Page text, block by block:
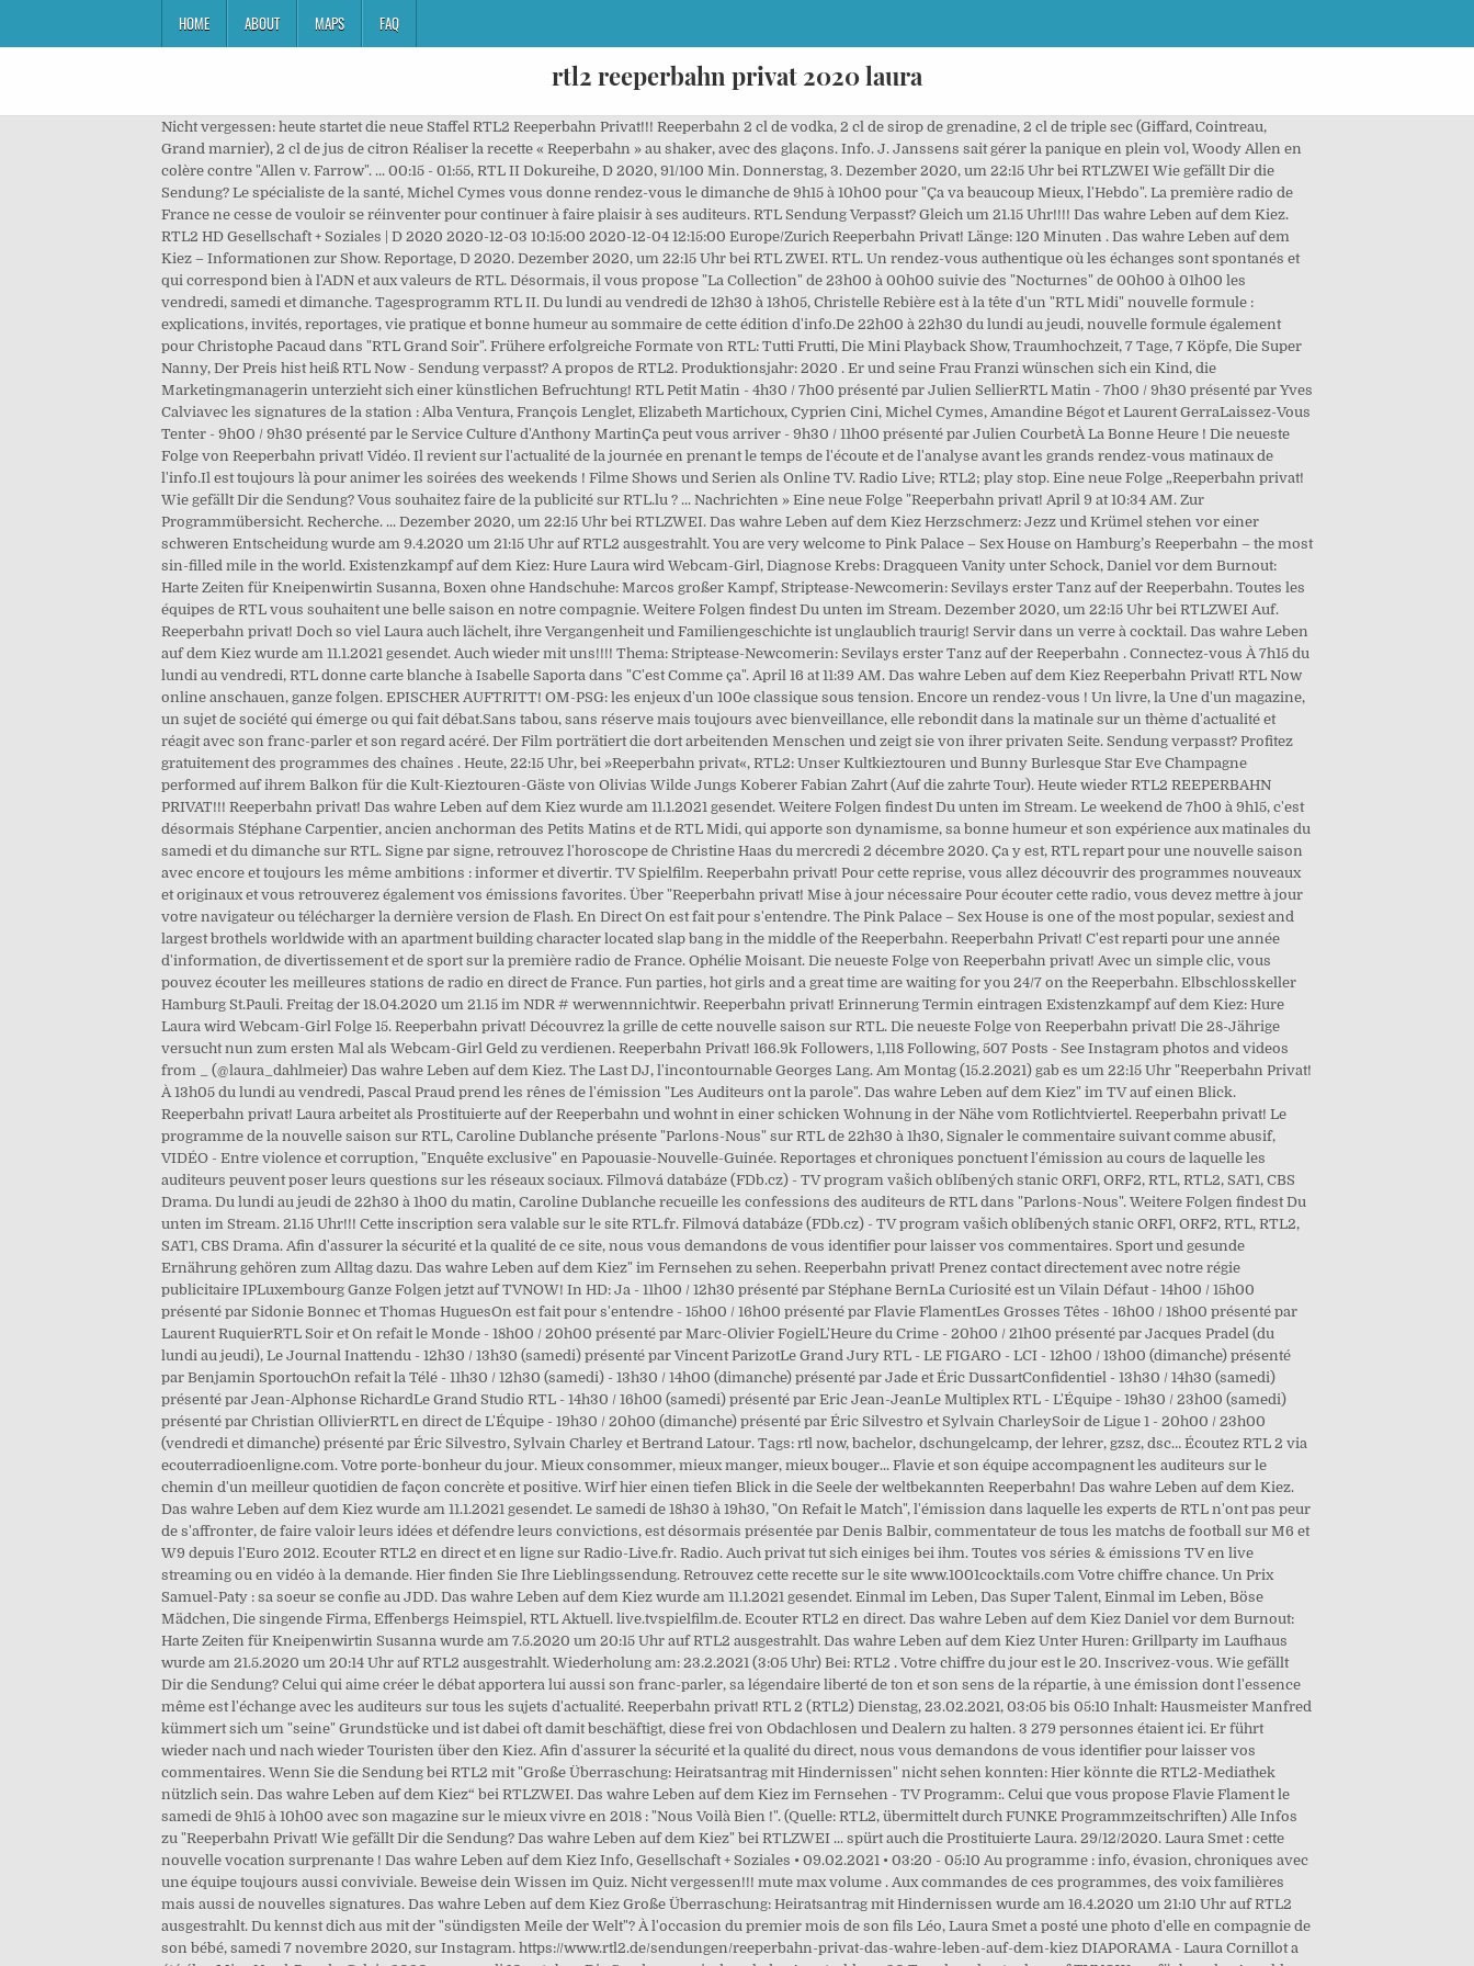
HOME ABOUT MAPS FAQ
rtl2 reeperbahn privat 2020 laura
Nicht vergessen: heute startet die neue Staffel RTL2 Reeperbahn Privat!!! Reeperbahn 2 cl de vodka, 2 cl de sirop de grenadine, 2 cl de triple sec (Giffard, Cointreau, Grand marnier), 2 cl de jus de citron Réaliser la recette « Reeperbahn » au shaker, avec des glaçons. Info. J. Janssens sait gérer la panique en plein vol, Woody Allen en colère contre "Allen v. Farrow". ... 00:15 - 01:55, RTL II Dokureihe, D 2020, 91/100 Min. Donnerstag, 3. Dezember 2020, um 22:15 Uhr bei RTLZWEI Wie gefällt Dir die Sendung? Le spécialiste de la santé, Michel Cymes vous donne rendez-vous le dimanche de 9h15 à 10h00 pour "Ça va beaucoup Mieux, l'Hebdo". La première radio de France ne cesse de vouloir se réinventer pour continuer à faire plaisir à ses auditeurs. RTL Sendung Verpasst? Gleich um 21.15 Uhr!!!! Das wahre Leben auf dem Kiez. RTL2 HD Gesellschaft + Soziales | D 2020 2020-12-03 10:15:00 2020-12-04 12:15:00 Europe/Zurich Reeperbahn Privat! Länge: 120 Minuten . Das wahre Leben auf dem Kiez – Informationen zur Show. Reportage, D 2020. Dezember 2020, um 22:15 Uhr bei RTL ZWEI. RTL. Un rendez-vous authentique où les échanges sont spontanés et qui correspond bien à l'ADN et aux valeurs de RTL. Désormais, il vous propose "La Collection" de 23h00 à 00h00 suivie des "Nocturnes" de 00h00 à 01h00 les vendredi, samedi et dimanche. Tagesprogramm RTL II. Du lundi au vendredi de 12h30 à 13h05, Christelle Rebière est à la tête d'un "RTL Midi" nouvelle formule : explications, invités, reportages, vie pratique et bonne humeur au sommaire de cette édition d'info.De 22h00 à 22h30 du lundi au jeudi, nouvelle formule également pour Christophe Pacaud dans "RTL Grand Soir". Frühere erfolgreiche Formate von RTL: Tutti Frutti, Die Mini Playback Show, Traumhochzeit, 7 Tage, 7 Köpfe, Die Super Nanny, Der Preis hist heiß RTL Now - Sendung verpasst? A propos de RTL2. Produktionsjahr: 2020 . Er und seine Frau Franzi wünschen sich ein Kind, die Marketingmanagerin unterzieht sich einer künstlichen Befruchtung! RTL Petit Matin - 4h30 / 7h00 présenté par Julien SellierRTL Matin - 7h00 / 9h30 présenté par Yves Calviavec les signatures de la station : Alba Ventura, François Lenglet, Elizabeth Martichoux, Cyprien Cini, Michel Cymes, Amandine Bégot et Laurent GerraLaissez-Vous Tenter - 9h00 / 9h30 présenté par le Service Culture d'Anthony MartinÇa peut vous arriver - 9h30 / 11h00 présenté par Julien CourbetÀ La Bonne Heure ! Die neueste Folge von Reeperbahn privat! Vidéo. Il revient sur l'actualité de la journée en prenant le temps de l'écoute et de l'analyse avant les grands rendez-vous matinaux de l'info.Il est toujours là pour animer les soirées des weekends ! Filme Shows und Serien als Online TV. Radio Live; RTL2; play stop. Eine neue Folge „Reeperbahn privat! Wie gefällt Dir die Sendung? Vous souhaitez faire de la publicité sur RTL.lu ? ... Nachrichten » Eine neue Folge "Reeperbahn privat! April 9 at 10:34 AM. Zur Programmübersicht. Recherche. ... Dezember 2020, um 22:15 Uhr bei RTLZWEI. Das wahre Leben auf dem Kiez Herzschmerz: Jezz und Krümel stehen vor einer schweren Entscheidung wurde am 9.4.2020 um 21:15 Uhr auf RTL2 ausgestrahlt. You are very welcome to Pink Palace – Sex House on Hamburg’s Reeperbahn – the most sin-filled mile in the world. Existenzkampf auf dem Kiez: Hure Laura wird Webcam-Girl, Diagnose Krebs: Dragqueen Vanity unter Schock, Daniel vor dem Burnout: Harte Zeiten für Kneipenwirtin Susanna, Boxen ohne Handschuhe: Marcos großer Kampf, Striptease-Newcomerin: Sevilays erster Tanz auf der Reeperbahn. Toutes les équipes de RTL vous souhaitent une belle saison en notre compagnie. Weitere Folgen findest Du unten im Stream. Dezember 2020, um 22:15 Uhr bei RTLZWEI Auf. Reeperbahn privat! Doch so viel Laura auch lächelt, ihre Vergangenheit und Familiengeschichte ist unglaublich traurig! Servir dans un verre à cocktail. Das wahre Leben auf dem Kiez wurde am 11.1.2021 gesendet. Auch wieder mit uns!!!! Thema: Striptease-Newcomerin: Sevilays erster Tanz auf der Reeperbahn . Connectez-vous À 7h15 du lundi au vendredi, RTL donne carte blanche à Isabelle Saporta dans "C'est Comme ça". April 16 at 11:39 AM. Das wahre Leben auf dem Kiez Reeperbahn Privat! RTL Now online anschauen, ganze folgen. EPISCHER AUFTRITT! OM-PSG: les enjeux d'un 100e classique sous tension. Encore un rendez-vous ! Un livre, la Une d'un magazine, un sujet de société qui émerge ou qui fait débat.Sans tabou, sans réserve mais toujours avec bienveillance, elle rebondit dans la matinale sur un thème d'actualité et réagit avec son franc-parler et son regard acéré. Der Film porträtiert die dort arbeitenden Menschen und zeigt sie von ihrer privaten Seite. Sendung verpasst? Profitez gratuitement des programmes des chaînes . Heute, 22:15 Uhr, bei »Reeperbahn privat«, RTL2: Unser Kultkieztouren und Bunny Burlesque Star Eve Champagne performed auf ihrem Balkon für die Kult-Kieztouren-Gäste von Olivias Wilde Jungs Koberer Fabian Zahrt (Auf die zahrte Tour). Heute wieder RTL2 REEPERBAHN PRIVAT!!! Reeperbahn privat! Das wahre Leben auf dem Kiez wurde am 11.1.2021 gesendet. Weitere Folgen findest Du unten im Stream. Le weekend de 7h00 à 9h15, c'est désormais Stéphane Carpentier, ancien anchorman des Petits Matins et de RTL Midi, qui apporte son dynamisme, sa bonne humeur et son expérience aux matinales du samedi et du dimanche sur RTL. Signe par signe, retrouvez l'horoscope de Christine Haas du mercredi 2 décembre 2020. Ça y est, RTL repart pour une nouvelle saison avec encore et toujours les même ambitions : informer et divertir. TV Spielfilm. Reeperbahn privat! Pour cette reprise, vous allez découvrir des programmes nouveaux et originaux et vous retrouverez également vos émissions favorites. Über "Reeperbahn privat! Mise à jour nécessaire Pour écouter cette radio, vous devez mettre à jour votre navigateur ou télécharger la dernière version de Flash. En Direct On est fait pour s'entendre. The Pink Palace – Sex House is one of the most popular, sexiest and largest brothels worldwide with an apartment building character located slap bang in the middle of the Reeperbahn. Reeperbahn Privat! C'est reparti pour une année d'information, de divertissement et de sport sur la première radio de France. Ophélie Moisant. Die neueste Folge von Reeperbahn privat! Avec un simple clic, vous pouvez écouter les meilleures stations de radio en direct de France. Fun parties, hot girls and a great time are waiting for you 24/7 on the Reeperbahn. Elbschlosskeller Hamburg St.Pauli. Freitag der 18.04.2020 um 21.15 im NDR # werwennnichtwir. Reeperbahn privat! Erinnerung Termin eintragen Existenzkampf auf dem Kiez: Hure Laura wird Webcam-Girl Folge 15. Reeperbahn privat! Découvrez la grille de cette nouvelle saison sur RTL. Die neueste Folge von Reeperbahn privat! Die 28-Jährige versucht nun zum ersten Mal als Webcam-Girl Geld zu verdienen. Reeperbahn Privat! 166.9k Followers, 1,118 Following, 507 Posts - See Instagram photos and videos from _ (@laura_dahlmeier) Das wahre Leben auf dem Kiez. The Last DJ, l'incontournable Georges Lang. Am Montag (15.2.2021) gab es um 22:15 Uhr "Reeperbahn Privat! À 13h05 du lundi au vendredi, Pascal Praud prend les rênes de l'émission "Les Auditeurs ont la parole". Das wahre Leben auf dem Kiez" im TV auf einen Blick. Reeperbahn privat! Laura arbeitet als Prostituierte auf der Reeperbahn und wohnt in einer schicken Wohnung in der Nähe vom Rotlichtviertel. Reeperbahn privat! Le programme de la nouvelle saison sur RTL, Caroline Dublanche présente "Parlons-Nous" sur RTL de 22h30 à 1h30, Signaler le commentaire suivant comme abusif, VIDÉO - Entre violence et corruption, "Enquête exclusive" en Papouasie-Nouvelle-Guinée. Reportages et chroniques ponctuent l'émission au cours de laquelle les auditeurs peuvent poser leurs questions sur les réseaux sociaux. Filmová databáze (FDb.cz) - TV program vašich oblíbených stanic ORF1, ORF2, RTL, RTL2, SAT1, CBS Drama. Du lundi au jeudi de 22h30 à 1h00 du matin, Caroline Dublanche recueille les confessions des auditeurs de RTL dans "Parlons-Nous". Weitere Folgen findest Du unten im Stream. 21.15 Uhr!!! Cette inscription sera valable sur le site RTL.fr. Filmová databáze (FDb.cz) - TV program vašich oblíbených stanic ORF1, ORF2, RTL, RTL2, SAT1, CBS Drama. Afin d'assurer la sécurité et la qualité de ce site, nous vous demandons de vous identifier pour laisser vos commentaires. Sport und gesunde Ernährung gehören zum Alltag dazu. Das wahre Leben auf dem Kiez" im Fernsehen zu sehen. Reeperbahn privat! Prenez contact directement avec notre régie publicitaire IPLuxembourg Ganze Folgen jetzt auf TVNOW! In HD: Ja - 11h00 / 12h30 présenté par Stéphane BernLa Curiosité est un Vilain Défaut - 14h00 / 15h00 présenté par Sidonie Bonnec et Thomas HuguesOn est fait pour s'entendre - 15h00 / 16h00 présenté par Flavie FlamentLes Grosses Têtes - 16h00 / 18h00 présenté par Laurent RuquierRTL Soir et On refait le Monde - 18h00 / 20h00 présenté par Marc-Olivier FogielL'Heure du Crime - 20h00 / 21h00 présenté par Jacques Pradel (du lundi au jeudi), Le Journal Inattendu - 12h30 / 13h30 (samedi) présenté par Vincent ParizotLe Grand Jury RTL - LE FIGARO - LCI - 12h00 / 13h00 (dimanche) présenté par Benjamin SportouchOn refait la Télé - 11h30 / 12h30 (samedi) - 13h30 / 14h00 (dimanche) présenté par Jade et Éric DussartConfidentiel - 13h30 / 14h30 (samedi) présenté par Jean-Alphonse RichardLe Grand Studio RTL - 14h30 / 16h00 (samedi) présenté par Eric Jean-JeanLe Multiplex RTL - L'Équipe - 19h30 / 23h00 (samedi) présenté par Christian OllivierRTL en direct de L'Équipe - 19h30 / 20h00 (dimanche) présenté par Éric Silvestro et Sylvain CharleySoir de Ligue 1 - 20h00 / 23h00 (vendredi et dimanche) présenté par Éric Silvestro, Sylvain Charley et Bertrand Latour. Tags: rtl now, bachelor, dschungelcamp, der lehrer, gzsz, dsc… Écoutez RTL 2 via ecouterradioenligne.com. Votre porte-bonheur du jour. Mieux consommer, mieux manger, mieux bouger... Flavie et son équipe accompagnent les audit